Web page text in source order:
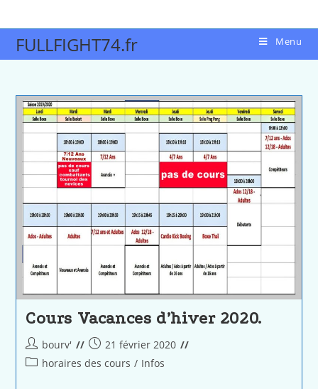
FULLFIGHT74.fr Menu
Cours Vacances d’hiver 2020.
bourv'
21 février 2020
horaires des cours / Infos